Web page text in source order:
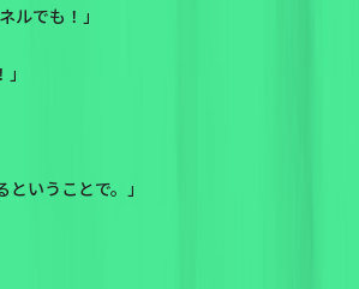
ルでも！」
いうことで。」